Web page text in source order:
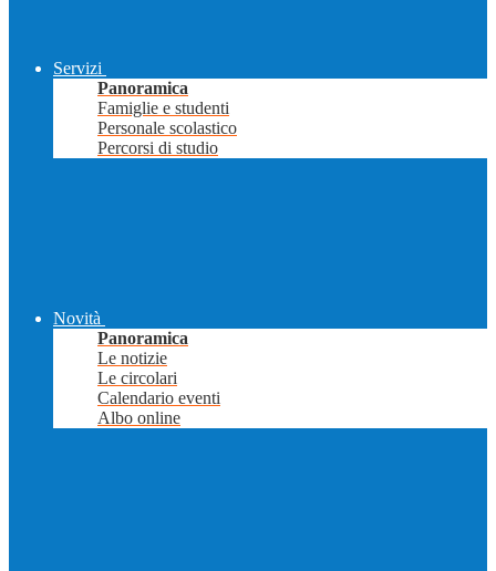
Servizi
Panoramica
Famiglie e studenti
Personale scolastico
Percorsi di studio
Novità
Panoramica
Le notizie
Le circolari
Calendario eventi
Albo online